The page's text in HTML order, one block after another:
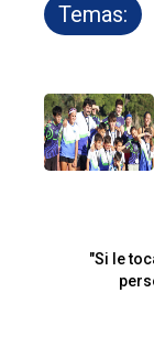
Temas:
"Si le